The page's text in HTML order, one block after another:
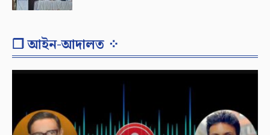
❐ আইন-আদালত ⁘